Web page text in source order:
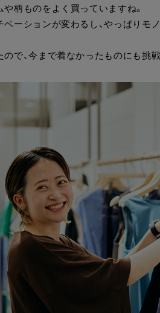
柄ものをよく買っていますね。
ーションが変わるし、やっぱりモ
で、今まで着なかったものにも挑